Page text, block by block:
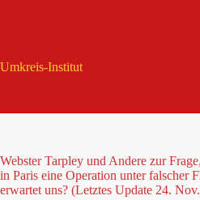
Umkreis-Institut
Webster Tarpley und Andere zur
in Paris eine Operation unter falscher
erwartet uns? (Letztes Update 24.